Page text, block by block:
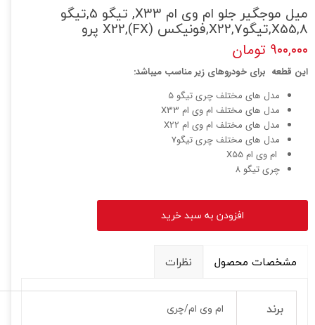
میل موجگیر جلو ام وی ام X33, تیگو 5,تیگو
8,X55,تیگو7,X22,فونیکس (FX),X22 پرو
۹۰۰,۰۰۰ تومان
این قطعه برای خودروهای زیر مناسب میباشد:
مدل های مختلف چری تیگو 5
مدل های مختلف ام وی ام X33
مدل های مختلف ام وی ام X22
مدل های مختلف چری تیگو7
ام وی ام X55
چری تیگو 8
افزودن به سبد خرید
مشخصات محصول نظرات
برند ام وی ام/چری